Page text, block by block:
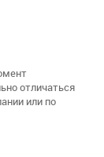
отличаться
или по